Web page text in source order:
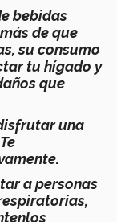
bebidas
de que
su consumo
tu hígado y
que
una
a personas